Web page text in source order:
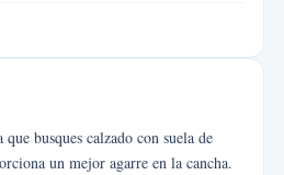
busques calzado con suela de
un mejor agarre en la cancha.